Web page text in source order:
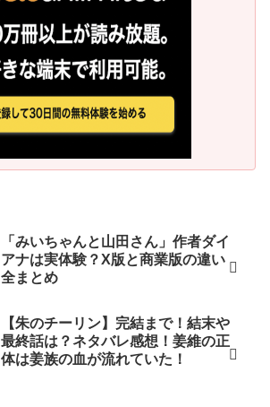
「みいちゃんと山田さん」作者ダイ
アナは実体験？X版と商業版の違い
全まとめ
【朱のチーリン】完結まで！結末や
最終話は？ネタバレ感想！姜維の正
体は姜族の血が流れていた！